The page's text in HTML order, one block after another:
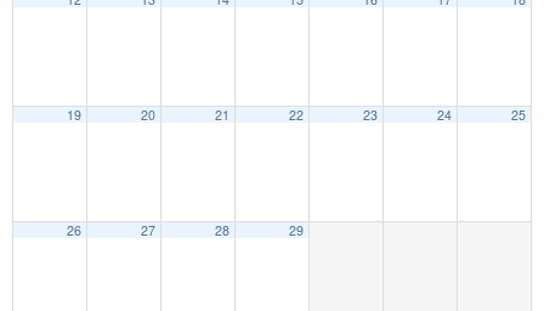
19 20 21 22 23 24 25
26 27 28 29